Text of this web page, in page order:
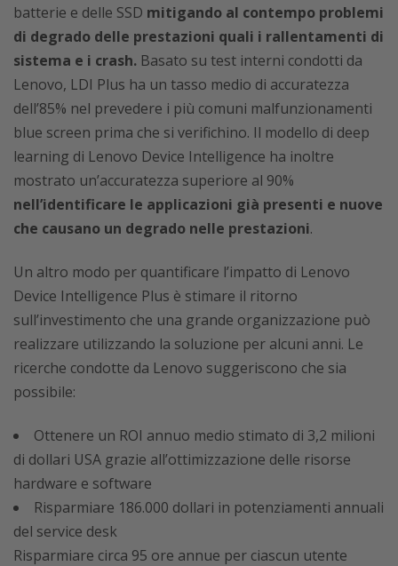
batterie e delle SSD mitigando al contempo problemi
di degrado delle prestazioni quali i rallentamenti di
sistema e i crash. Basato su test interni condotti da
Lenovo, LDI Plus ha un tasso medio di accuratezza
dell’85% nel prevedere i più comuni malfunzionamenti
blue screen prima che si verifichino. Il modello di deep
learning di Lenovo Device Intelligence ha inoltre
mostrato un’accuratezza superiore al 90%
nell’identificare le applicazioni già presenti e nuove
che causano un degrado nelle prestazioni.
Un altro modo per quantificare l’impatto di Lenovo
Device Intelligence Plus è stimare il ritorno
sull’investimento che una grande organizzazione può
realizzare utilizzando la soluzione per alcuni anni. Le
ricerche condotte da Lenovo suggeriscono che sia
possibile:
Ottenere un ROI annuo medio stimato di 3,2 milioni
di dollari USA grazie all’ottimizzazione delle risorse
hardware e software
Risparmiare 186.000 dollari in potenziamenti annuali
del service desk
Risparmiare circa 95 ore annue per ciascun utente